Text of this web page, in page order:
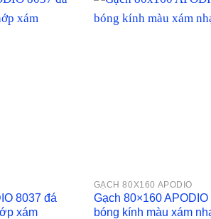
8037 đá
xám
GẠCH 80X160 APODIO
Gạch 80×160 APODIO
bóng kính màu xám